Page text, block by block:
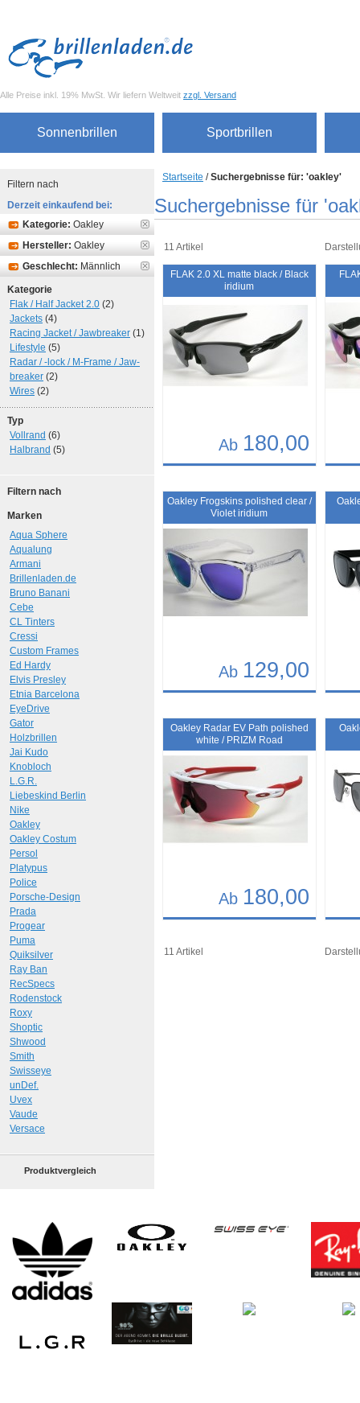
Alle Preise inkl. 19% MwSt. Wir liefern Weltweit zzgl. Versand
Sonnenbrillen Sportbrillen
Startseite /Suchergebnisse für: 'oakley'
Suchergebnisse für
11 Artikel
FLAK 2.0 XL matte black / Black
iridium
Ab 180,00
Art.-Nr.: 10374 Art.-
Oakley Frogskins polished clear /
Violet iridium
Ab 129,00
Art.-Nr.: 9411 Art.-
Oakley Radar EV Path polished
white / PRIZM Road
Ab 180,00
Art.-Nr.: 10371 Art.-
11 Artikel
Filtern nach
Derzeit einkaufend bei:
Kategorie: Oakley
Hersteller: Oakley
Geschlecht: Männlich
Kategorie
Flak / Half Jacket 2.0 (2)
Jackets (4)
Racing Jacket / Jawbreaker (1)
Lifestyle (5)
Radar / -lock / M-Frame / Jaw-
breaker (2)
Wires (2)
Typ
Vollrand (6)
Halbrand (5)
Filtern nach
Marken
Aqua Sphere
Aqualung
Armani
Brillenladen.de
Bruno Banani
Cebe
CL Tinters
Cressi
Custom Frames
Ed Hardy
Elvis Presley
Etnia Barcelona
EyeDrive
Gator
Holzbrillen
Jai Kudo
Knobloch
L.G.R.
Liebeskind Berlin
Nike
Oakley
Oakley Costum
Persol
Platypus
Police
Porsche-Design
Prada
Progear
Puma
Quiksilver
Ray Ban
RecSpecs
Rodenstock
Roxy
Shoptic
Shwood
Smith
Swisseye
unDef.
Uvex
Vaude
Versace
Produktvergleich